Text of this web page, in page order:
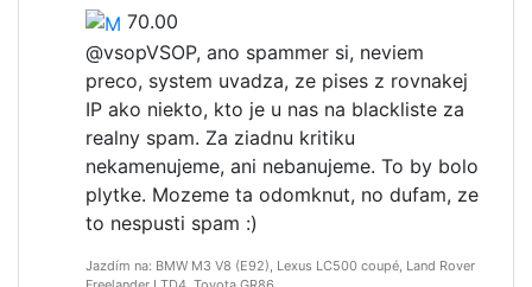
70.00
@vsopVSOP, ano spammer si, neviem
preco, system uvadza, ze pises z rovnakej
IP ako niekto, kto je u nas na blackliste za
realny spam. Za ziadnu kritiku
nekamenujeme, ani nebanujeme. To by bolo
plytke. Mozeme ta odomknut, no dufam, ze
to nespusti spam :)
Jazdím na: BMW M3 V8 (E92), Lexus LC500 coupé, Land Rover